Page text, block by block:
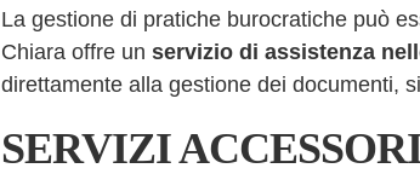
La gestione di pratiche burocratiche può
Chiara offre un servizio di assistenza
direttamente alla gestione dei documenti,
SERVIZI